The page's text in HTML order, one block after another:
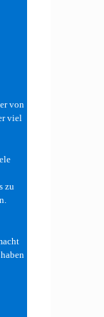
von
viel
zu